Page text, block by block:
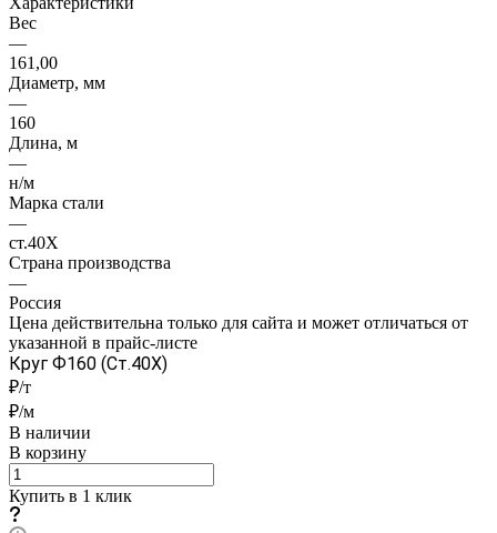
Вес
—
161,00
Диаметр, мм
—
160
Длина, м
—
н/м
Марка стали
—
ст.40Х
Страна производства
—
Россия
Цена действительна только для сайта и может отличаться от
указанной в прайс-листе
Круг Ф160 (Ст.40Х)
₽/т
₽/м
В наличии
В корзину
Купить в 1 клик